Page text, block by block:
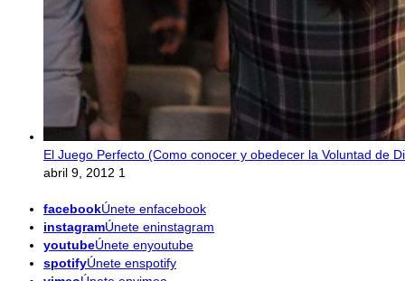
El Juego Perfecto (Como conocer y obedecer la Voluntad de
abril 9, 2012 1
facebookÚnete enfacebook
instagramÚnete eninstagram
youtubeÚnete enyoutube
spotifyÚnete enspotify